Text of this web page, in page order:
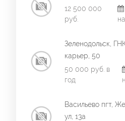
12 500 000
руб.
Зеленодольск,
карьер, 50
50 000 руб. в
год
Васильево пгт,
ул, 13а